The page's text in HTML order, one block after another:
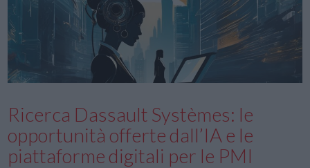
Ricerca Dassault Systèmes: le
opportunità offerte dall’IA e le
piattaforme digitali per le PMI